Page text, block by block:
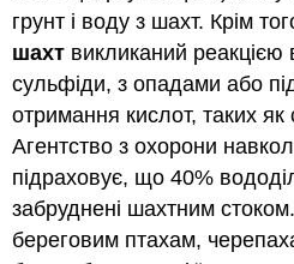
грунт і воду з шахт. Крім
шахт викликаний реакцією
сульфіди, з опадами або
отримання кислот, таких як
Агентство з охорони
підраховує, що 40%
забруднені шахтним
береговим птахам,